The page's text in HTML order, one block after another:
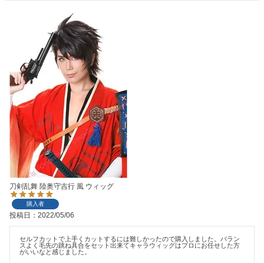
刀剣乱舞 陸奥守吉行 風 ウィッグ
購入者
投稿日 2022/05/06
セルフカットで上手くカットするには難しかったので購入しました。バラン
スよく毛先の跳ね具合をセット出来てキャラウィッグはプロにお任せした方
がいいなと感じました。